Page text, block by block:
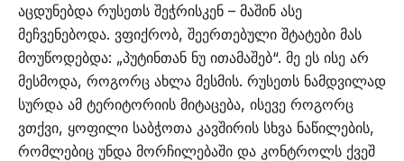
აცდუნებდა რუსეთს შეჭრისკენ – მაშინ ასე
მეჩვენებოდა. ვფიქრობ, შეერთებული შტატები მას
მოუწოდებდა: „პუტინთან ნუ ითამაშებ“. მე ეს ისე არ
მესმოდა, როგორც ახლა მესმის. რუსეთს ნამდვილად
სურდა ამ ტერიტორიის მიტაცება, ისევე როგორც
ვთქვი, ყოფილი საბჭოთა კავშირის სხვა ნაწილების,
რომლებიც უნდა მორჩილებაში და კონტროლს ქვეშ